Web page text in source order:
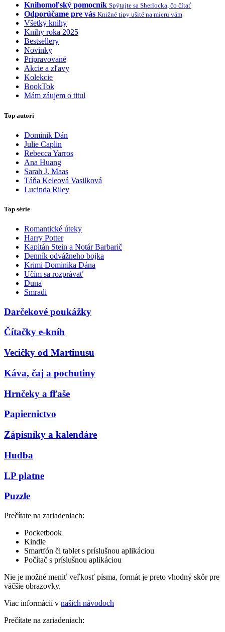
Knihomoľský pomocník Spýtajte sa Sherlocka, čo čítať
Odporúčame pre vás Knižné tipy ušité na mieru vám
Všetky knihy
Knihy roka 2025
Bestsellery
Novinky
Pripravované
Akcie a zľavy
Kolekcie
BookTok
Mám záujem o titul
Top autori
Dominik Dán
Julie Caplin
Rebecca Yarros
Ana Huang
Sarah J. Maas
Táňa Keleová Vasilková
Lucinda Riley
Top série
Romantické úteky
Harry Potter
Kapitán Stein a Notár Barbarič
Denník odvážneho bojka
Krimi Dominika Dána
Učím sa rozprávať
Duna
Smradi
Darčekové poukážky
Čítačky e-kníh
Vecičky od Martinusu
Káva, čaj a pochutiny
Hrnčeky a fľaše
Papiernictvo
Zápisníky a kalendáre
Hudba
LP platne
Puzzle
Prečítate na zariadeniach:
Pocketbook
Kindle
Smartfón či tablet s príslušnou aplikáciou
Počítač s príslušnou aplikáciou
Nie je možné meniť veľkosť písma, formát je preto vhodný skôr pre
väčšie obrazovky.
Viac informácií v našich návodoch
Prečítate na zariadeniach: